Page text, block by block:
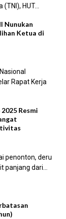
HUT...
Nunukan
Ketua di
Rapat Kerja
Resmi
penonton, deru
dari...